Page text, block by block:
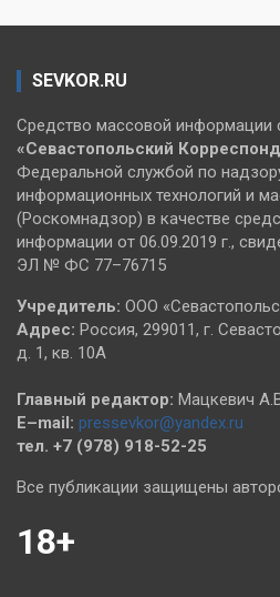
SEVKOR.RU
Средство массовой информации
«Севастопольский
Федеральной службой по
информационных технологий и
(Роскомнадзор) в качестве
информации от 06.09.2019 г.,
ЭЛ № ФС 77–76715
Учредитель: ООО
Адрес: Россия, 299011, г.
д. 1, кв. 10А
Главный редактор: Мацкевич
E–mail: pressevkor@yandex.ru
тел. +7 (978) 918-52-25
Все публикации защищены
18+